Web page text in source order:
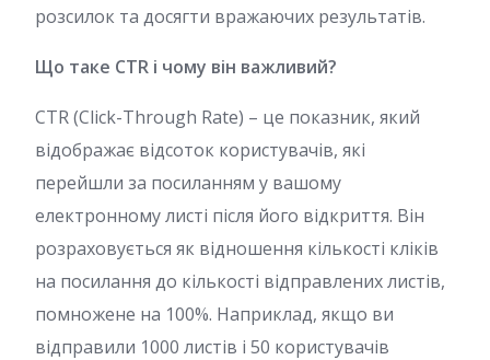
розсилок та досягти вражаючих результатів.
Що таке CTR і чому він важливий?
CTR (Click-Through Rate) – це показник, який
відображає відсоток користувачів, які
перейшли за посиланням у вашому
електронному листі після його відкриття. Він
розраховується як відношення кількості кліків
на посилання до кількості відправлених листів,
помножене на 100%. Наприклад, якщо ви
відправили 1000 листів і 50 користувачів